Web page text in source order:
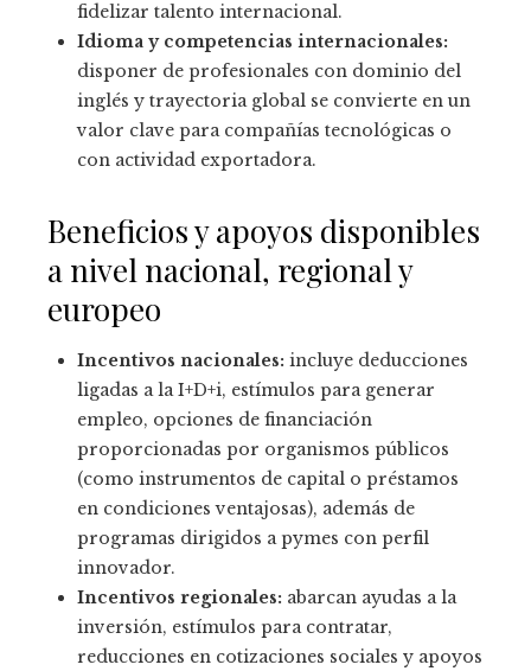
fidelizar talento internacional.
Idioma y competencias internacionales:
disponer de profesionales con dominio del
inglés y trayectoria global se convierte en un
valor clave para compañías tecnológicas o
con actividad exportadora.
Beneficios y apoyos disponibles
a nivel nacional, regional y
europeo
Incentivos nacionales: incluye deducciones
ligadas a la I+D+i, estímulos para generar
empleo, opciones de financiación
proporcionadas por organismos públicos
(como instrumentos de capital o préstamos
en condiciones ventajosas), además de
programas dirigidos a pymes con perfil
innovador.
Incentivos regionales: abarcan ayudas a la
inversión, estímulos para contratar,
reducciones en cotizaciones sociales y apoyos